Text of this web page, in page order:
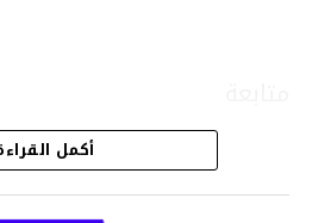
قسم الاخبار
أكمل